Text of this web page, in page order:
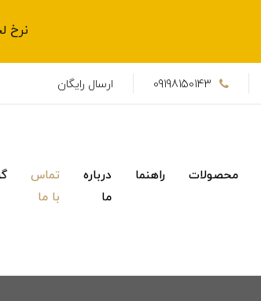
نرخ لحظه
09198150143 ارسال رایگان
محصولات راهنما
درباره
ما
تماس
با ما